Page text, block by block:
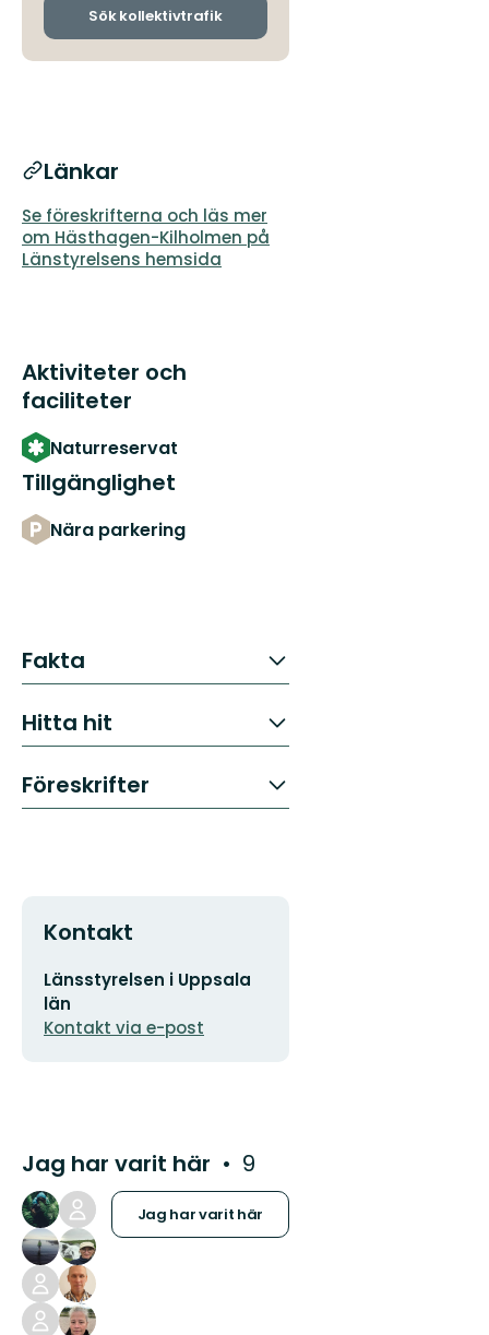
Sök kollektivtrafik
Länkar
Se föreskrifterna och läs mer
om Hästhagen-Kilholmen på
Länstyrelsens hemsida
Aktiviteter och
faciliteter
Naturreservat
Tillgänglighet
Nära parkering
Fakta
Hitta hit
Föreskrifter
Kontakt
E-
postadress
Länsstyrelsen i Uppsala
län
Kontakt via e-post
Jag har varit här 9
Jag har varit här